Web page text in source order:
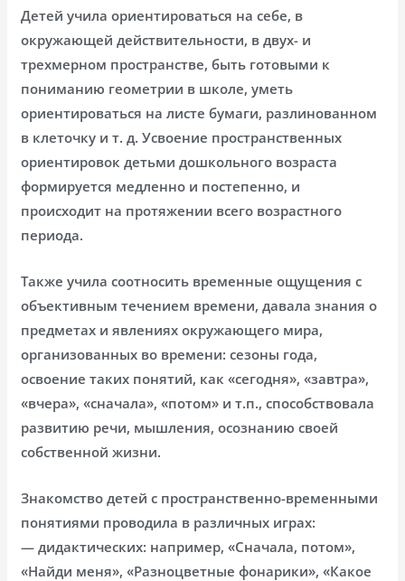
Детей учила ориентироваться на себе, в
окружающей действительности, в двух- и
трехмерном пространстве, быть готовыми к
пониманию геометрии в школе, уметь
ориентироваться на листе бумаги, разлинованном
в клеточку и т. д. Усвоение пространственных
ориентировок детьми дошкольного возраста
формируется медленно и постепенно, и
происходит на протяжении всего возрастного
периода.
Также учила соотносить временные ощущения с
объективным течением времени, давала знания о
предметах и явлениях окружающего мира,
организованных во времени: сезоны года,
освоение таких понятий, как «сегодня», «завтра»,
«вчера», «сначала», «потом» и т.п., способствовала
развитию речи, мышления, осознанию своей
собственной жизни.
Знакомство детей с пространственно-временными
понятиями проводила в различных играх:
— дидактических: например, «Сначала, потом»,
«Найди меня», «Разноцветные фонарики», «Какое